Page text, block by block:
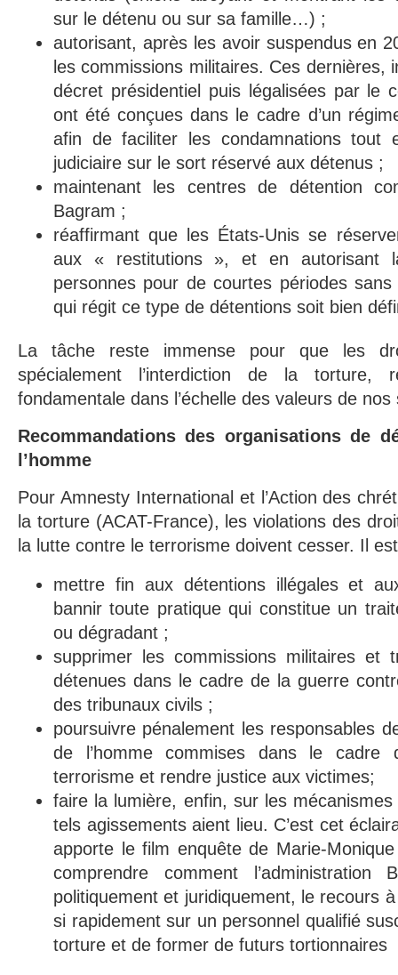
sur le détenu ou sur sa famille…) ;
autorisant, après les avoir suspendus en
les commissions militaires. Ces dernières,
décret présidentiel puis légalisées par le
ont été conçues dans le cadre d’un
afin de faciliter les condamnations tout
judiciaire sur le sort réservé aux détenus ;
maintenant les centres de détention
Bagram ;
réaffirmant que les États-Unis se
aux « restitutions », et en autorisant
personnes pour de courtes périodes
qui régit ce type de détentions soit bien
La tâche reste immense pour que les
spécialement l’interdiction de la torture,
fondamentale dans l’échelle des valeurs de nos
Recommandations des organisations de
l’homme
Pour Amnesty International et l’Action des
la torture (ACAT-France), les violations des
la lutte contre le terrorisme doivent cesser. Il
mettre fin aux détentions illégales et
bannir toute pratique qui constitue un
ou dégradant ;
supprimer les commissions militaires et
détenues dans le cadre de la guerre
des tribunaux civils ;
poursuivre pénalement les responsables
de l’homme commises dans le
terrorisme et rendre justice aux victimes;
faire la lumière, enfin, sur les
tels agissements aient lieu. C’est cet
apporte le film enquête de Marie-
comprendre comment
politiquement et juridiquement, le recours
si rapidement sur un personnel qualifié
torture et de former de futurs tortionnaires